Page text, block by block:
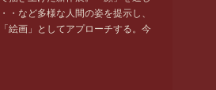
・など多様な人間の姿を提示し、
絵画」としてアプローチする。今